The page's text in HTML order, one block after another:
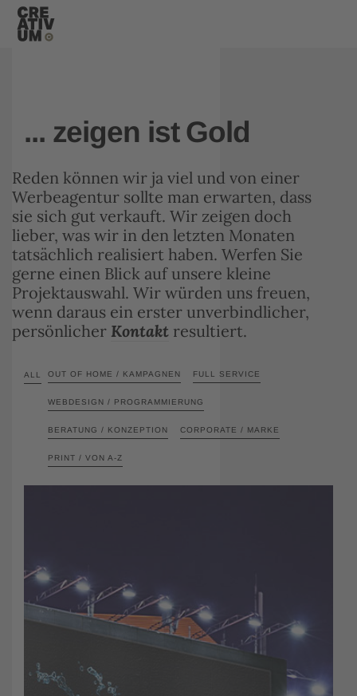
... zeigen ist Gold
Reden können wir ja viel und von einer
Werbeagentur sollte man erwarten, dass
sie sich gut verkauft. Wir zeigen doch
lieber, was wir in den letzten Monaten
tatsächlich realisiert haben. Werfen Sie
gerne einen Blick auf unsere kleine
Projektauswahl. Wir würden uns freuen,
wenn daraus ein erster unverbindlicher,
persönlicher Kontakt resultiert.
ALL OUT OF HOME / KAMPAGNEN FULL SERVICE
WEBDESIGN / PROGRAMMIERUNG
BERATUNG / KONZEPTION CORPORATE / MARKE
PRINT / VON A-Z